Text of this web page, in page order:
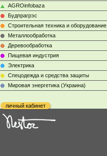
AGROinfobaza
Будпрагрэс
Строительная техника и оборудование
Металлообработка
Деревообработка
Пищевая индустрия
Электрика
Cпецодежда и средства защиты
Мировая энергетика (Украина)
личный кабинет